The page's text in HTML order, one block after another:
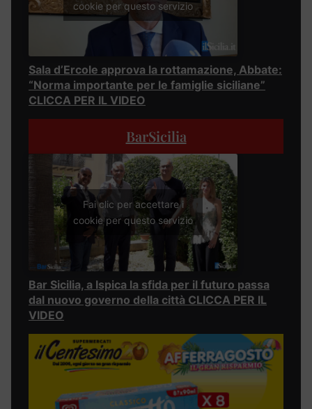
cookie per questo servizio
Sala d’Ercole approva la rottamazione, Abbate:
“Norma importante per le famiglie siciliane”
CLICCA PER IL VIDEO
BarSicilia
Fai clic per accettare i
cookie per questo servizio
Bar Sicilia, a Ispica la sfida per il futuro passa
dal nuovo governo della città CLICCA PER IL
VIDEO